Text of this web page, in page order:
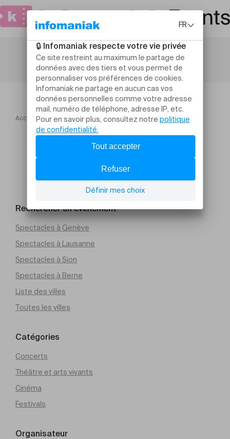
Accueil Atelier d'initiation à l'écriture braille
Rechercher un évènement
Spectacles à Genève
Spectacles à Lausanne
Spectacles à Sion
Spectacles à Berne
Liste des villes
Toutes les villes
Catégories
Concerts
Théâtre et arts vivants
Cinéma
Festivals
Organisateur